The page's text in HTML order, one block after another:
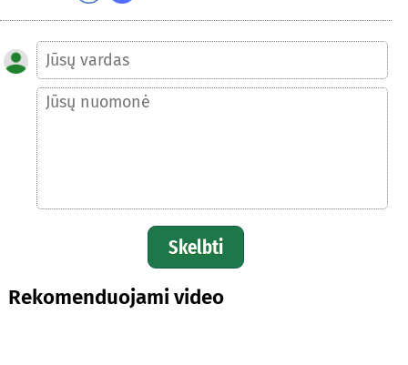
Skelbti
Rekomenduojami video